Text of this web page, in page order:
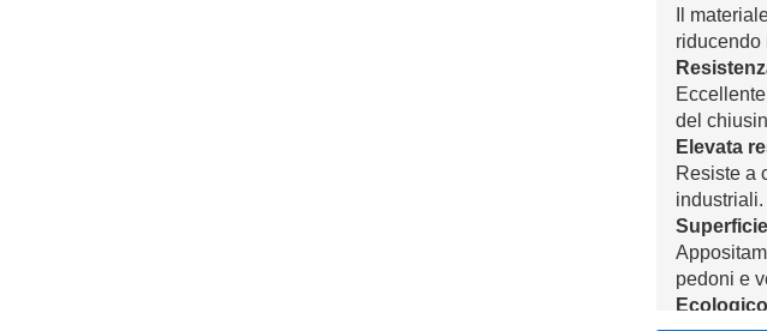
Il
riducendo
del
Elevata
Resiste a
industriali.
pedoni e